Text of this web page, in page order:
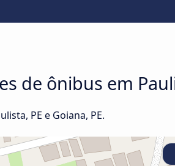
de ônibus em
PE e Goiana, PE.